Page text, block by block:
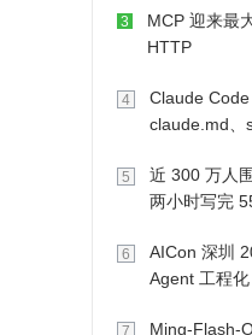
3
MCP 迎来最
HTTP
4
Claude
claude.md、
5
近 300 万人
两小时写完
6
AICon 深圳
Agent 工程化
7
Ming-Flash-